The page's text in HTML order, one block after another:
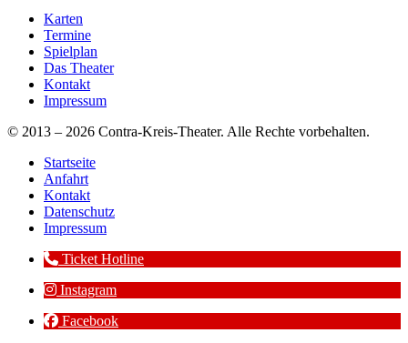
Karten
Termine
Spielplan
Das Theater
Kontakt
Impressum
© 2013 – 2026 Contra-Kreis-Theater. Alle Rechte vorbehalten.
Startseite
Anfahrt
Kontakt
Datenschutz
Impressum
Ticket Hotline
Instagram
Facebook